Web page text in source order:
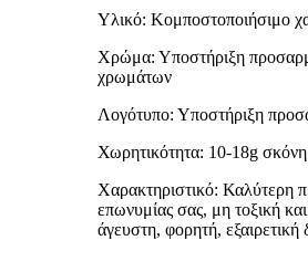
Υλικό: Κομποστοποιήσιμο
Χρώμα: Υποστήριξη
χρωμάτων
Λογότυπο: Υποστήριξη
Χωρητικότητα: 10-18g
Χαρακτηριστικό: Καλύτερη
επωνυμίας σας, μη τοξική
άγευστη, φορητή, εξαιρετική